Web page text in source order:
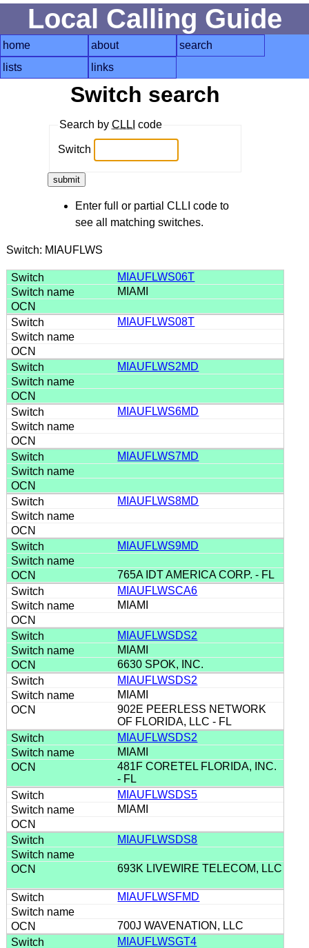
Local Calling Guide
home about
search
lists
links
Switch search
Search byCLLI code
Switch
Enter full or partial CLLI code to
see all matching switches.
Switch: MIAUFLWS
MIAUFLWS06T
MIAMI
MIAUFLWS08T
MIAUFLWS2MD
MIAUFLWS6MD
MIAUFLWS7MD
MIAUFLWS8MD
MIAUFLWS9MD
765A IDT AMERICA CORP. - FL
MIAUFLWSCA6
MIAMI
MIAUFLWSDS2
MIAMI
6630 SPOK, INC.
MIAUFLWSDS2
MIAMI
902E PEERLESS NETWORK
OF FLORIDA, LLC - FL
MIAUFLWSDS2
MIAMI
481F CORETEL FLORIDA, INC.
- FL
MIAUFLWSDS5
MIAMI
MIAUFLWSDS8
693K LIVEWIRE TELECOM, LLC
MIAUFLWSFMD
700J WAVENATION, LLC
MIAUFLWSGT4